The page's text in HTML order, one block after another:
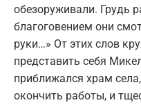
обезоруживали. Грудь
благоговением они
руки…» От этих слов
представить себя
приближался храм
окончить работы, и